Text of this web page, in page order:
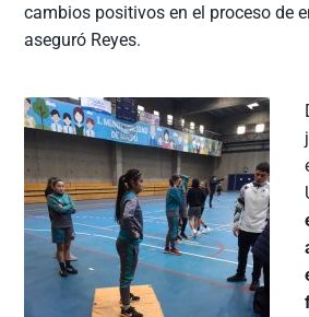
cambios positivos en el proceso de
aseguró Reyes.